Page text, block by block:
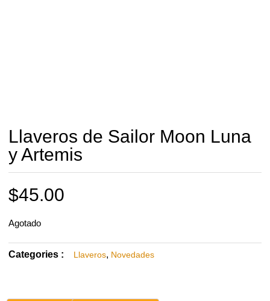
Llaveros de Sailor Moon Luna
y Artemis
$45.00
Agotado
Categories : Llaveros, Novedades